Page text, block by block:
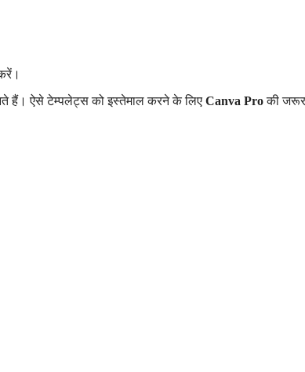
हैं। ऐसे टेम्पलेट्स को इस्तेमाल करने के लिए Canva Proकी